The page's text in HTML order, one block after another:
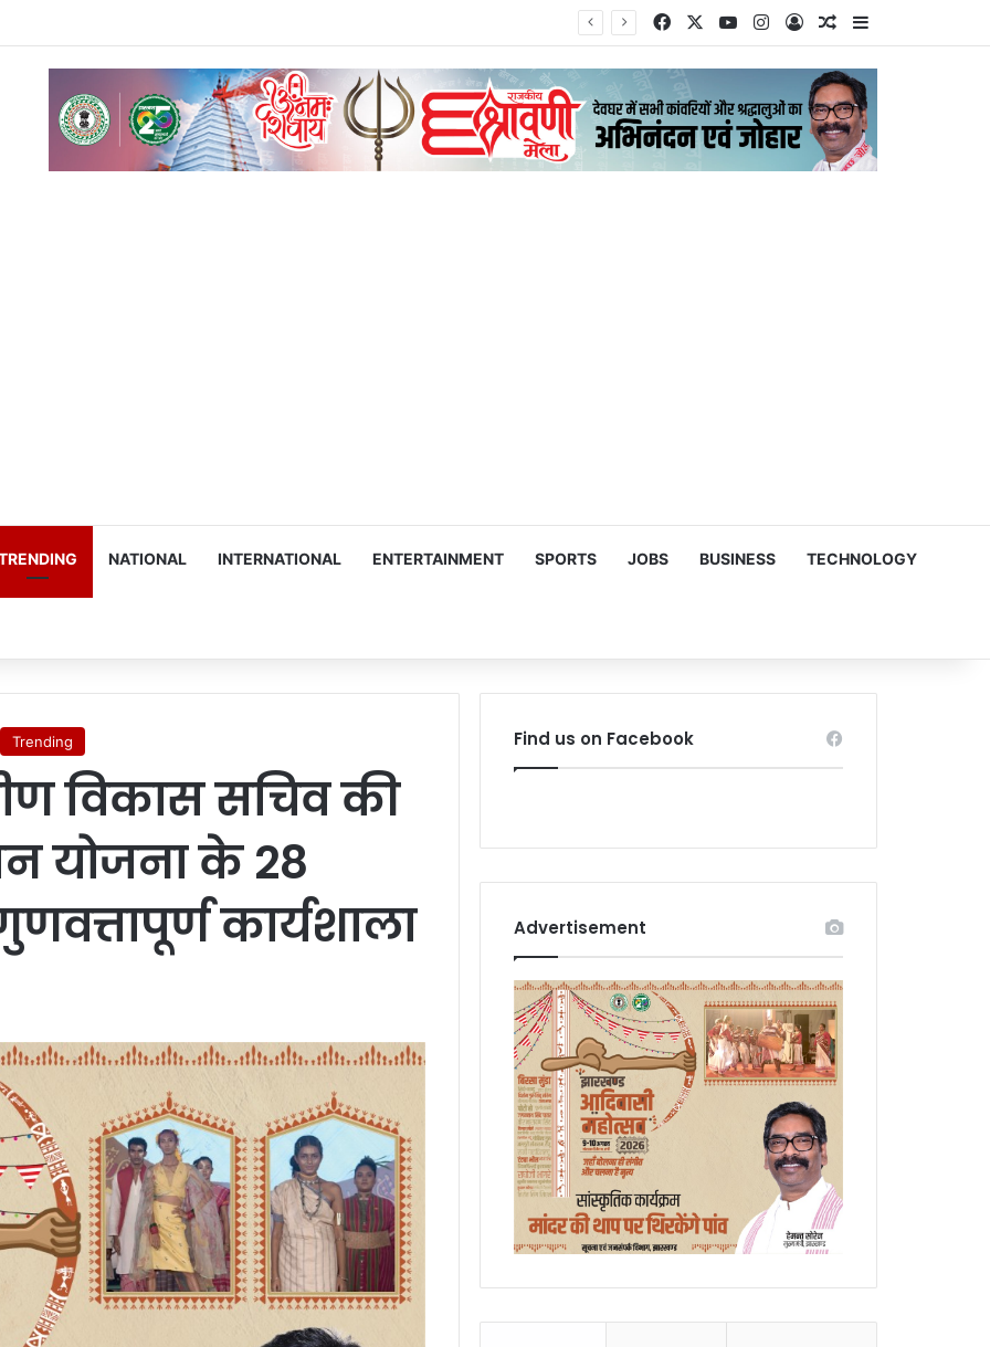
Facebook YouTubeInstagram
Log InRandom Article
NATIONAL INTERNATIONAL ENTERTAINMENT SPORTS JOBS BUSINESS TECHNOLOGY
Trending
विकास सचिव की
योजना के 28
कार्यशाला
Find us on Facebook
Advertisement